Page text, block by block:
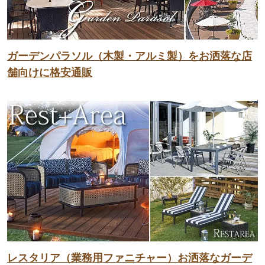
ガーデンパラソル（木製・アルミ製）をお洒落な店
舗向けに格安通販
レスタリア（業務用ファニチャー）お洒落なガーデ